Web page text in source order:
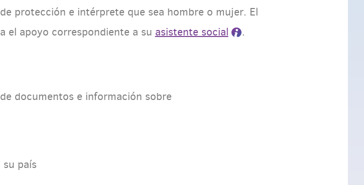
protección e intérprete que sea hombre o mujer. El
el apoyo correspondiente a su asistente social .
documentos e información sobre
país